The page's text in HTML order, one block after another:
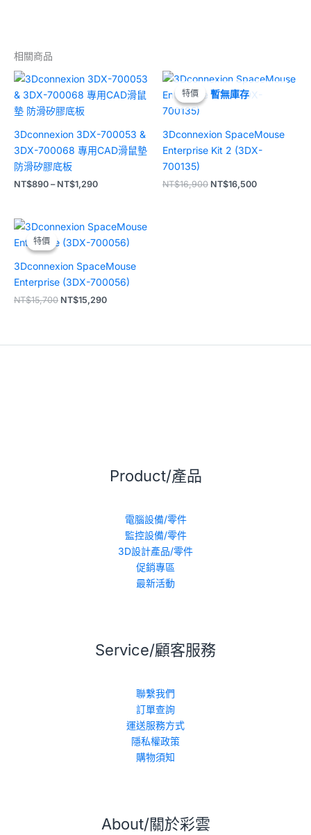
相關商品
3Dconnexion 3DX-700053 &
3DX-700068 專用CAD滑鼠墊
防滑矽膠底板
NT$890 – NT$1,290
價
範
到
NT$1,290
特價 暫無庫存
特價
3Dconnexion SpaceMouse
Enterprise Kit 2 (3DX-
700135)
NT$16,900
原
價
NT$16,500
目
價
特價
特價
3Dconnexion SpaceMouse
Enterprise (3DX-700056)
NT$15,700
原
始
價
NT$15,700。
NT$15,290
目
前
價
NT$15,290。
Product/產品
電腦設備/零件
監控設備/零件
3D設計產品/零件
促銷專區
最新活動
Service/顧客服務
聯繫我們
訂單查詢
運送服務方式
隱私權政策
購物須知
About/關於彩雲